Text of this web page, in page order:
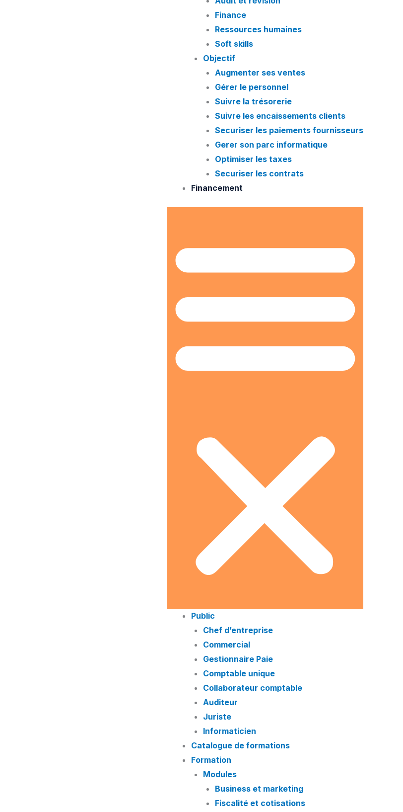
Finance
Ressources humaines
Soft skills
Objectif
Augmenter ses ventes
Gérer le personnel
Suivre la trésorerie
Suivre les encaissements clients
Securiser les paiements fournisseurs
Gerer son parc informatique
Optimiser les taxes
Securiser les contrats
Financement
Public
Chef d’entreprise
Commercial
Gestionnaire Paie
Comptable unique
Collaborateur comptable
Auditeur
Juriste
Informaticien
Catalogue de formations
Formation
Modules
Business et marketing
Fiscalité et cotisations